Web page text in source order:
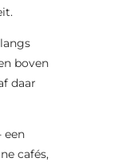
boven
daar
een
cafés,